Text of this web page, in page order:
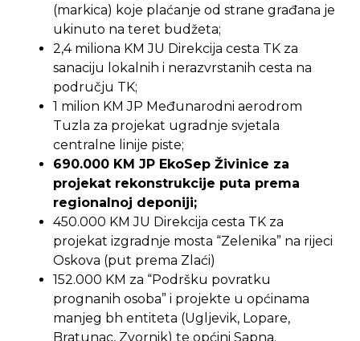
(markica) koje plaćanje od strane građana je
ukinuto na teret budžeta;
2,4 miliona KM JU Direkcija cesta TK za
sanaciju lokalnih i nerazvrstanih cesta na
području TK;
1 milion KM JP Međunarodni aerodrom
Tuzla za projekat ugradnje svjetala
centralne linije piste;
690.000 KM JP EkoSep Živinice za
projekat rekonstrukcije puta prema
regionalnoj deponiji;
450.000 KM JU Direkcija cesta TK za
projekat izgradnje mosta “Zelenika” na rijeci
Oskova (put prema Zlaći)
152.000 KM za “Podršku povratku
prognanih osoba” i projekte u općinama
manjeg bh entiteta (Ugljevik, Lopare,
Bratunac, Zvornik) te općini Sapna.